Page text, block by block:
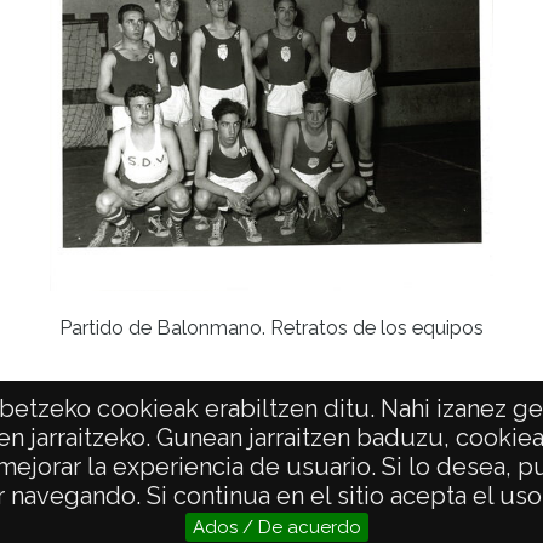
cookieak erabiltzen ditu. Nahi izanez
jarraitzeko. Gunean jarraitzen baduzu,
la experiencia de usuario. Si lo desea,
navegando. Si continua en el sitio acepta el
Ados / De acuerdo
Partido de Balonmano. Retratos de los equipos
POLÍTICA DE PRIVACIDAD ACCESIBILIDAD